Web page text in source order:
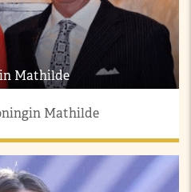
Mathilde
Mathilde